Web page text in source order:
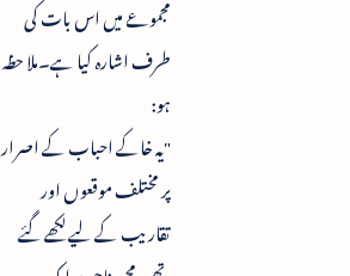
مجموعے میں اس بات کی
طرف اشارہ کیا ہے۔ملا حظہ
ہو:
"یہ خاکے احباب کے اصرار
پر مختلف موقعوں اور
تقاریب کے لیے لکھے گئے